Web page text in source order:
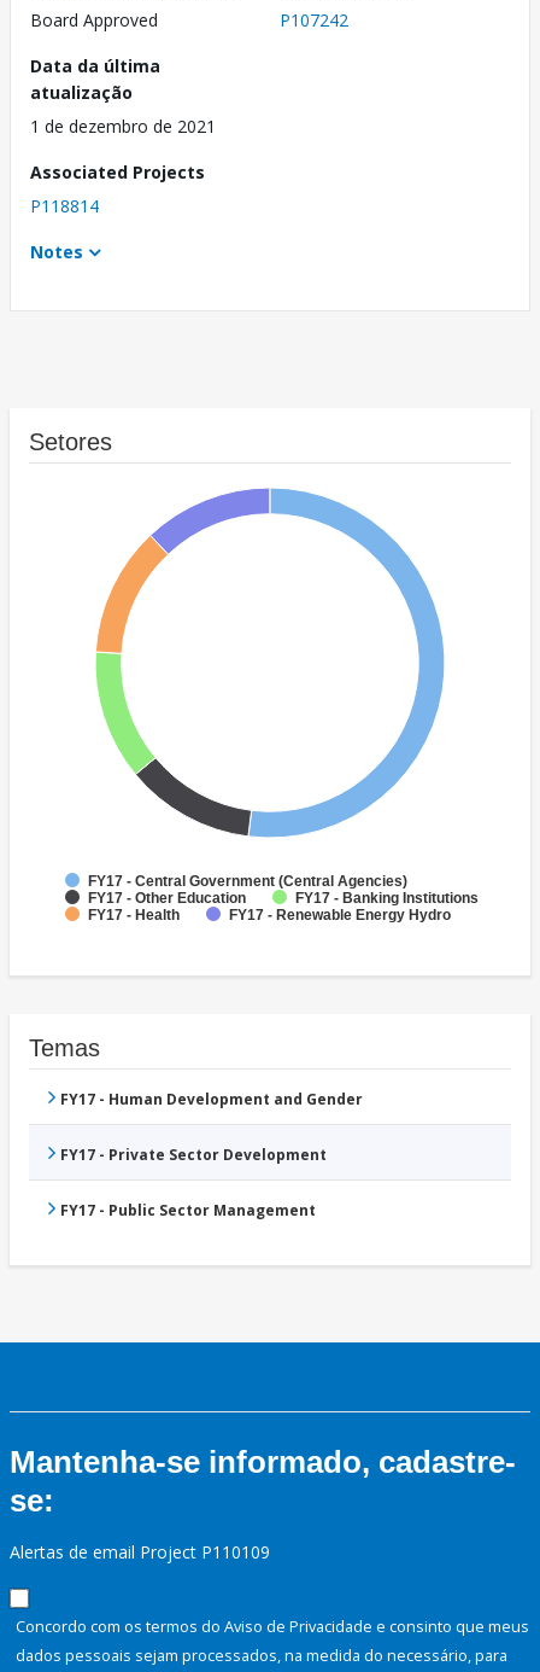
Board Approved
P107242
Data da última
atualização
1 de dezembro de 2021
Associated Projects
P118814
Notes
Setores
FY17 - Central Government (Central Agencies)
FY17 - Other Education
FY17 - Banking Institutions
FY17 - Health
FY17 - Renewable Energy Hydro
Temas
FY17 - Human Development and Gender
FY17 - Private Sector Development
FY17 - Public Sector Management
Mantenha-se informado, cadastre-
se:
Alertas de email Project P110109
Concordo com os termos do Aviso de Privacidade e consinto que meus
dados pessoais sejam processados, na medida do necessário, para